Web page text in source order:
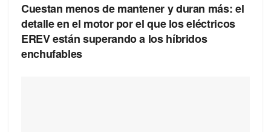
Cuestan menos de mantener y duran más: el
detalle en el motor por el que los eléctricos
EREV están superando a los híbridos
enchufables